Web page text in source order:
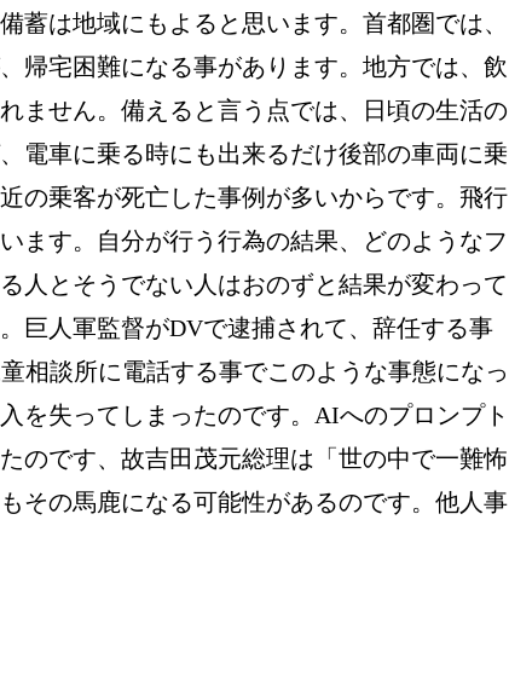
蓄は地域にもよると思います。首都圏では、
帰宅困難になる事があります。地方では、飲
ません。備えると言う点では、日頃の生活の
電車に乗る時にも出来るだけ後部の車両に乗
の乗客が死亡した事例が多いからです。飛行
ます。自分が行う行為の結果、どのようなフ
人とそうでない人はおのずと結果が変わって
巨人軍監督がDVで逮捕されて、辞任する事
相談所に電話する事でこのような事態になっ
を失ってしまったのです。AIへのプロンプト
のです、故吉田茂元総理は「世の中で一難怖
その馬鹿になる可能性があるのです。他人事